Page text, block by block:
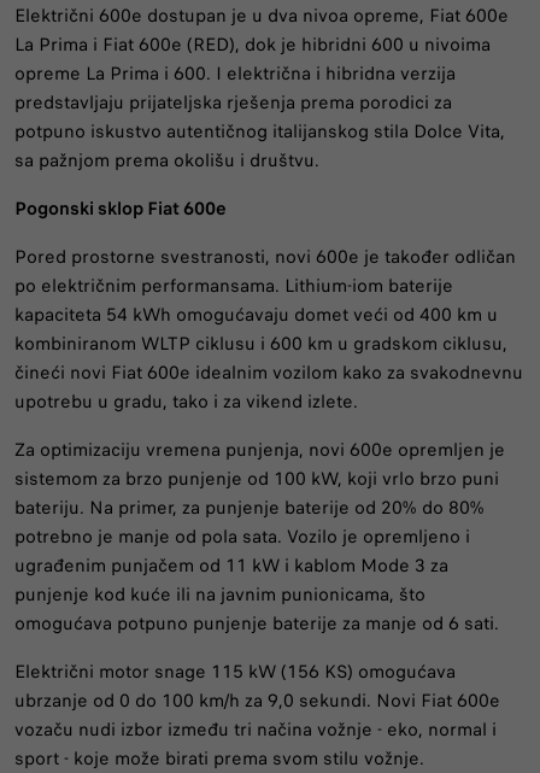
Električni 600e dostupan je u dva nivoa opreme, Fiat 600e
La Prima i Fiat 600e (RED), dok je hibridni 600 u nivoima
opreme La Prima i 600. I električna i hibridna verzija
predstavljaju prijateljska rješenja prema porodici za
potpuno iskustvo autentičnog italijanskog stila Dolce Vita,
sa pažnjom prema okolišu i društvu.
Pogonski sklop Fiat 600e
Pored prostorne svestranosti, novi 600e je također odličan
po električnim performansama. Lithium-iom baterije
kapaciteta 54 kWh omogućavaju domet veći od 400 km u
kombiniranom WLTP ciklusu i 600 km u gradskom ciklusu,
čineći novi Fiat 600e idealnim vozilom kako za svakodnevnu
upotrebu u gradu, tako i za vikend izlete.
Za optimizaciju vremena punjenja, novi 600e opremljen je
sistemom za brzo punjenje od 100 kW, koji vrlo brzo puni
bateriju. Na primer, za punjenje baterije od 20% do 80%
potrebno je manje od pola sata. Vozilo je opremljeno i
ugrađenim punjačem od 11 kW i kablom Mode 3 za
punjenje kod kuće ili na javnim punionicama, što
omogućava potpuno punjenje baterije za manje od 6 sati.
Električni motor snage 115 kW (156 KS) omogućava
ubrzanje od 0 do 100 km/h za 9,0 sekundi. Novi Fiat 600e
vozaču nudi izbor između tri načina vožnje - eko, normal i
sport - koje može birati prema svom stilu vožnje.